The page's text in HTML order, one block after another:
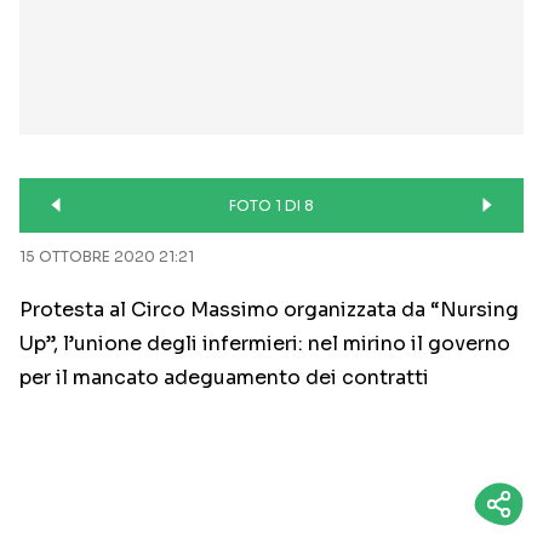
FOTO 1 DI 8
15 OTTOBRE 2020 21:21
Protesta al Circo Massimo organizzata da “Nursing
Up”, l’unione degli infermieri: nel mirino il governo
per il mancato adeguamento dei contratti